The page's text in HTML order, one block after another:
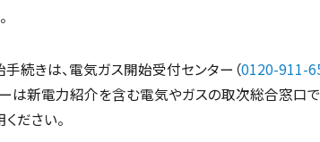
手続きは、電気ガス開始受付センター（0120-911-
は新電力紹介を含む電気やガスの取次総合窓口
ださい。